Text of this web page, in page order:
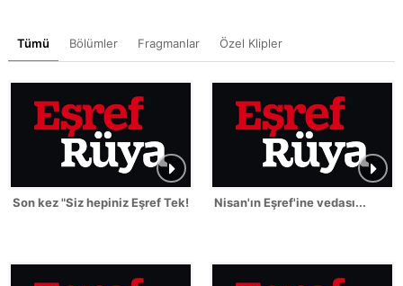
Tümü Bölümler Fragmanlar Özel Klipler
Son kez "Siz hepiniz Eşref Tek!" Nisan'ın Eşref'ine vedası...